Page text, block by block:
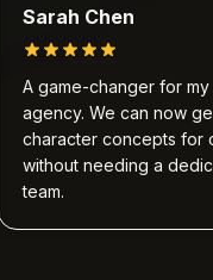
Sarah Chen
A game-changer for my
agency. We can now
character concepts for
without needing a
team.